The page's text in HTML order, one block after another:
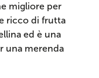
migliore per
ricco di frutta
ed è una
una merenda